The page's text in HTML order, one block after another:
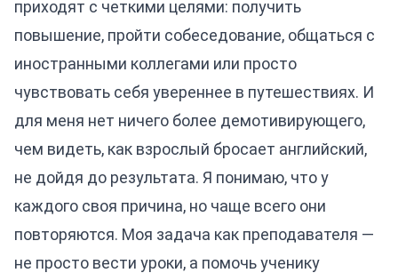
приходят с четкими целями: получить
повышение, пройти собеседование, общаться с
иностранными коллегами или просто
чувствовать себя увереннее в путешествиях. И
для меня нет ничего более демотивирующего,
чем видеть, как взрослый бросает английский,
не дойдя до результата. Я понимаю, что у
каждого своя причина, но чаще всего они
повторяются. Моя задача как преподавателя —
не просто вести уроки, а помочь ученику